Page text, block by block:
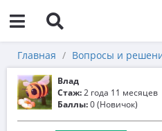
Главная Вопросы и
Влад
Стаж:2 года 11 месяцев
Баллы:0 (Новичок)